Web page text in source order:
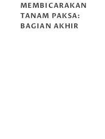
MEMBICARAKAN
TANAM PAKSA:
BAGIAN AKHIR